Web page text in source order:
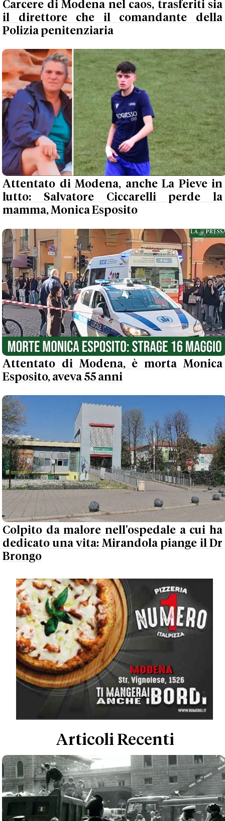
Carcere di Modena nel caos, trasferiti sia
il direttore che il comandante della
Polizia penitenziaria
Attentato di Modena, anche La Pieve in
lutto: Salvatore Ciccarelli perde la
mamma, Monica Esposito
Attentato di Modena, è morta Monica
Esposito, aveva 55 anni
Colpito da malore nell'ospedale a cui ha
dedicato una vita: Mirandola piange il Dr
Brongo
Articoli Recenti